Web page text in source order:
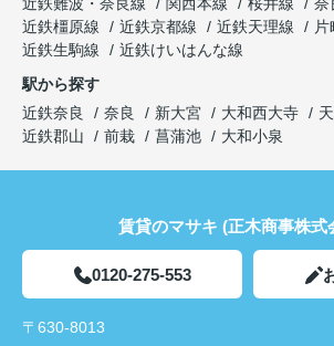
近鉄難波・奈良線
関西本線 桜井線
奈
近鉄橿原線
近鉄京都線 近鉄天理線
片
近鉄生駒線
近鉄けいはんな線
駅から探す
近鉄奈良
奈良 新大宮 大和西大寺
近鉄郡山
前栽 菖蒲池 大和小泉
賃貸のマサキ (正木商事株式
0120-275-553
〒630-8013